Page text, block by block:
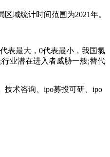
域统计时间范围为2021年。
表最大，0代表最小，我国氯
业潜在进入者威胁一般;替代
技术咨询、ipo募投可研、ipo